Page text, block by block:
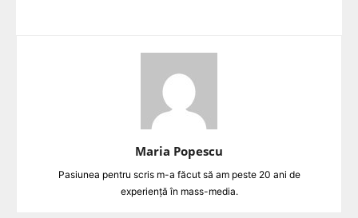
Maria Popescu
Pasiunea pentru scris m-a făcut să am peste 20 ani de
experiență în mass-media.